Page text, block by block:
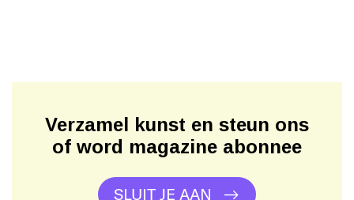
Verzamel kunst en steun ons
of word magazine abonnee
SLUIT JE AAN